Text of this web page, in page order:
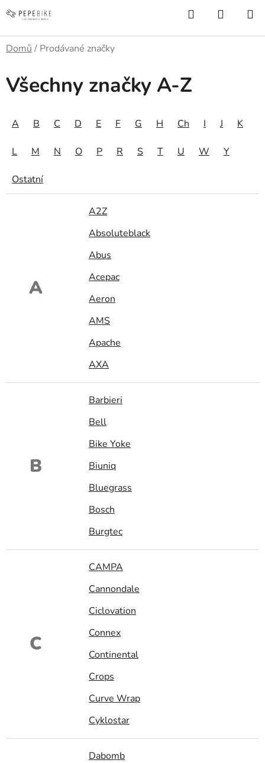
na
Hledat
KOŠÍK
Domů / Prodávané značky
Všechny značky A-Z
A B C D E F G H Ch I J K
L M N O P R S T U W Y
Ostatní
A
A2Z
Absoluteblack
Abus
Acepac
Aeron
AMS
Apache
AXA
B
Barbieri
Bell
Bike Yoke
Biuniq
Bluegrass
Bosch
Burgtec
C
CAMPA
Cannondale
Ciclovation
Connex
Continental
Crops
Curve Wrap
Cyklostar
Dabomb